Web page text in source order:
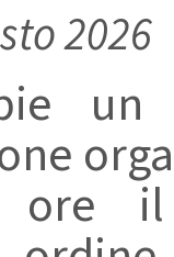
2026
ore